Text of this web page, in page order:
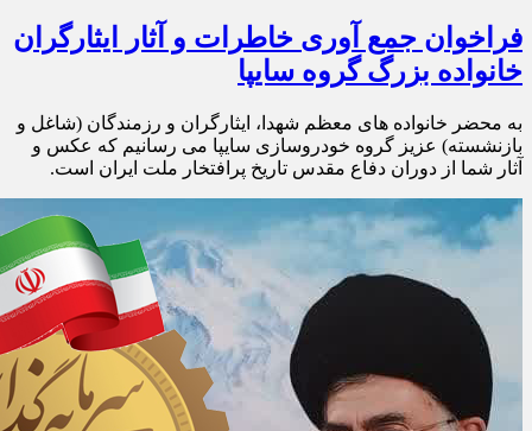
فراخوان جمع آوری خاطرات و آثار ایثارگران
خانواده بزرگ گروه سایپا
به محضر خانواده های معظم شهدا، ایثارگران و رزمندگان (شاغل و
بازنشسته) عزیز گروه خودروسازی سایپا می رسانیم که عکس و
آثار شما از دوران دفاع مقدس تاریخ پرافتخار ملت ایران است.